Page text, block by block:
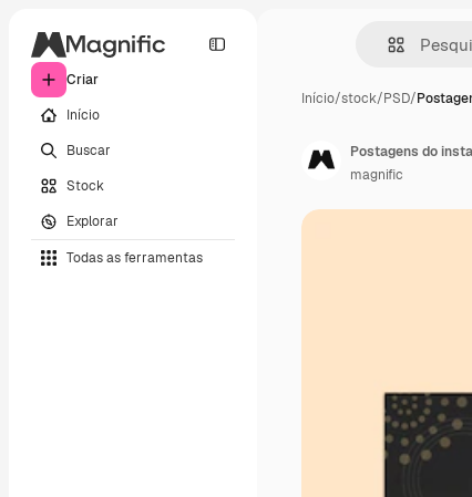
Criar
Início
Buscar
Stock
Explorar
Todas as ferramentas
Início/stock/PSD/
Postagens do
magnific